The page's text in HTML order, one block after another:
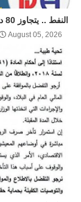
النفط .. يتجاوز 80 دولاراً للبرميل بعد استهداف ناقلة سعودية .
August 05, 2026